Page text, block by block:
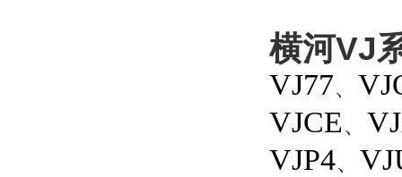
横河VJ
VJ77、
VJCE、
VJP4、